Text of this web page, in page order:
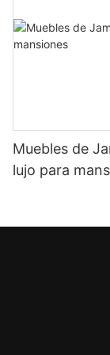
Muebles de
lujo para